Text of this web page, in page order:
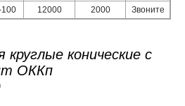
12000 2000 Звоните
конические с
ОККп